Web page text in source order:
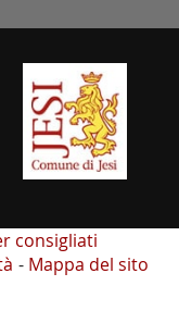
consigliati
Mappa del sito